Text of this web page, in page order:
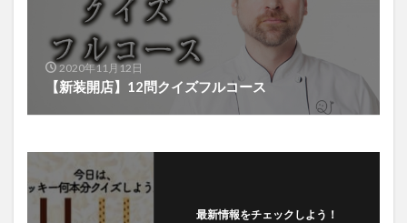
2020年11月12日
【新装開店】12問クイズフルコース
最新情報をチェックしよう！